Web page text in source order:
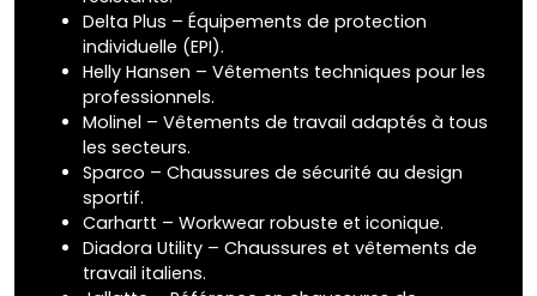
Delta Plus – Équipements de protection
individuelle (EPI).
Helly Hansen – Vêtements techniques pour les
professionnels.
Molinel – Vêtements de travail adaptés à tous
les secteurs.
Sparco – Chaussures de sécurité au design
sportif.
Carhartt – Workwear robuste et iconique.
Diadora Utility – Chaussures et vêtements de
travail italiens.